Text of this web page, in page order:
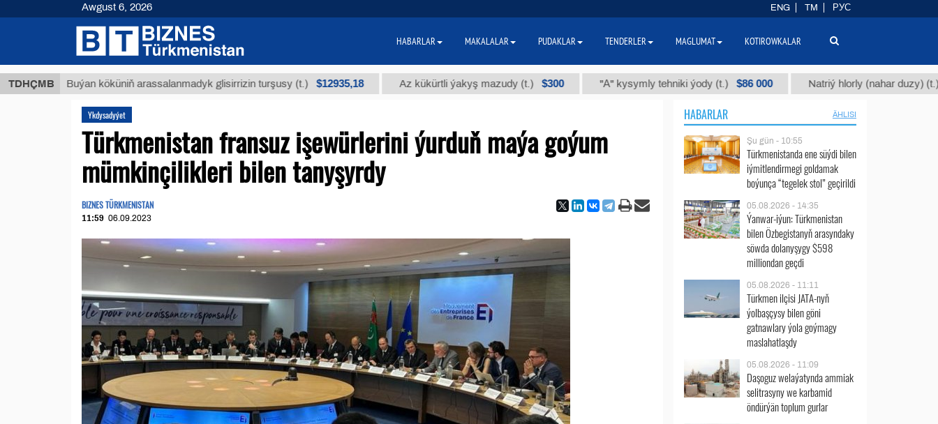
TDHÇMBBuýan köküniň arassalanmadyk glisirrizin turşusy (t.) $12935,18 Az kükürtli ýakyş mazudy (t.) $300 "А" kysymly tehniki ýody (t.) $86 000 Natriý hlorly (nahar duzy) (t.) $40
Ykdysadyýet
Türkmenistan fransuz işewürlerini ýurduň maýa goýum
mümkinçilikleri bilen tanyşyrdy
BIZNES TÜRKMENISTAN
11:59 06.09.2023
HABARLAR ÄHLISI
Şu gün - 10:55
Türkmenistanda ene süýdi bilen
iýmitlendirmegi goldamak
boýunça “tegelek stol” geçirildi
05.08.2026 - 14:35
Ýanwar-iýun: Türkmenistan
bilen Özbegistanyň arasyndaky
söwda dolanyşygy $598
milliondan geçdi
05.08.2026 - 11:11
Türkmen ilçisi JATA-nyň
ýolbaşçysy bilen göni
gatnawlary ýola goýmagy
maslahatlaşdy
05.08.2026 - 11:09
Daşoguz welaýatynda ammiak
selitrasyny we karbamid
öndürýän toplum gurlar
Awgust 6, 2026 ENG TM РУС
HABARLAR MAKALALAR PUDAKLAR TENDERLER MAGLUMAT KOTIROWKALAR